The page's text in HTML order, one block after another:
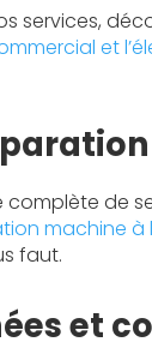
services,
et
de
machine à
faut.
et